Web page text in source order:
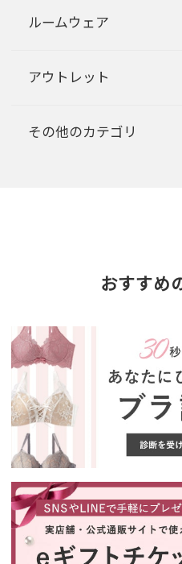
ルームウェア
アウトレット
その他のカテゴリ
おすすめ